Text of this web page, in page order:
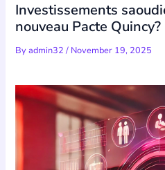
Investissements
nouveau Pacte Quincy?
Byadmin32/ November 19, 2025